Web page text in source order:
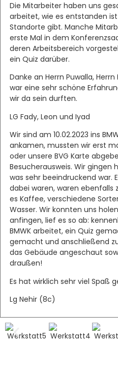
Die Mitarbeiter haben uns
arbeitet, wie es entstanden
Standorte gibt. Manche
erste Mal in dem
deren Arbeitsbereich
ein Quiz darüber.
Danke an Herrn Puwalla,
war eine sehr schöne
wir da sein durften.
LG Fady, Leon und Iyad
Wir sind am 10.02.2023 ins
ankamen, mussten wir erst
oder unsere BVG Karte
Besucherausweis. Wir gingen
was sehr beeindruckend war.
dabei waren, waren ebenfalls
es Kaffee, verschiedene
Wasser. Wir konnten uns
anfingen, lief es so ab:
BMWK arbeitet, ein Quiz
gemacht und anschließend
das Gebäude angeschaut
draußen!
Es hat wirklich sehr viel Spaß
Lg Nehir (8c)